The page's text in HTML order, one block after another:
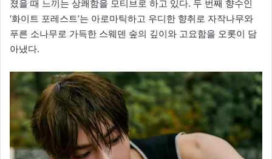
졌을 때 느끼는 상쾌함을 모티브로 하고 있다. 두 번째 향수인
‘화이트 포레스트’는 아로마틱하고 우디한 향취로 자작나무와
푸른 소나무로 가득한 스웨덴 숲의 깊이와 고요함을 오롯이 담
아냈다.